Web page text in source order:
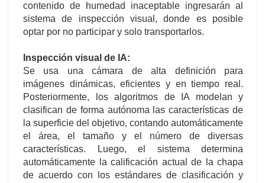
contenido de humedad inaceptable ingresarán al
sistema de inspección visual, donde es posible
optar por no participar y solo transportarlos.
Inspección visual de IA:
Se usa una cámara de alta definición para
imágenes dinámicas, eficientes y en tiempo real.
Posteriormente, los algoritmos de IA modelan y
clasifican de forma autónoma las características de
la superficie del objetivo, contando automáticamente
el área, el tamaño y el número de diversas
características. Luego, el sistema determina
automáticamente la calificación actual de la chapa
de acuerdo con los estándares de clasificación y